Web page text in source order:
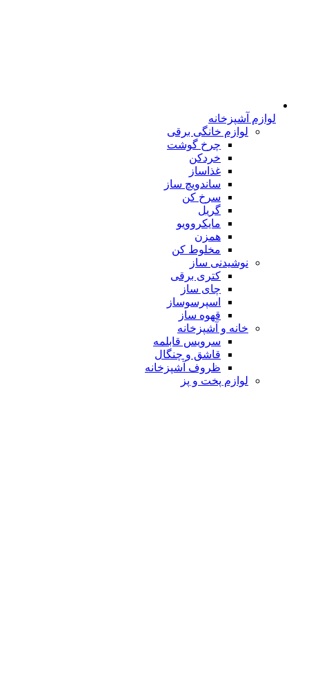
لوازم آشپزخانه
لوازم خانگی برقی
چرخ گوشت
خردکن
غذاساز
ساندویچ ساز
سرخ کن
گریل
مایکروویو
همزن
مخلوط کن
نوشیدنی ساز
کتری برقی
چای ساز
اسپرسوساز
قهوه ساز
خانه و آشپزخانه
سرویس قابلمه
قاشق و چنگال
ظروف آشپزخانه
لوازم پخت و پز